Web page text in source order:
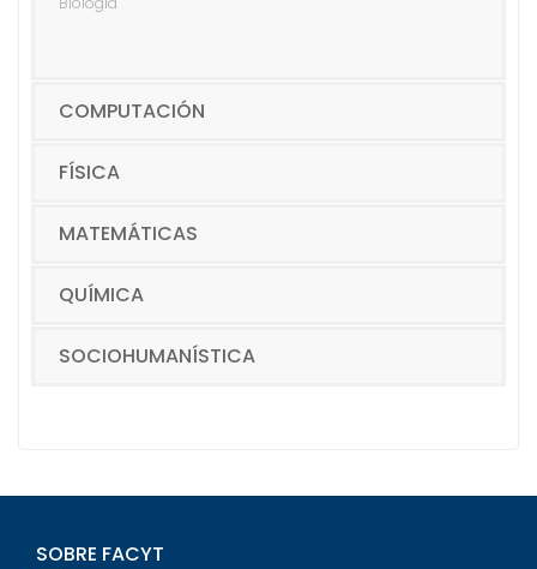
COMPUTACIÓN
FÍSICA
MATEMÁTICAS
QUÍMICA
SOCIOHUMANÍSTICA
SOBRE FACYT